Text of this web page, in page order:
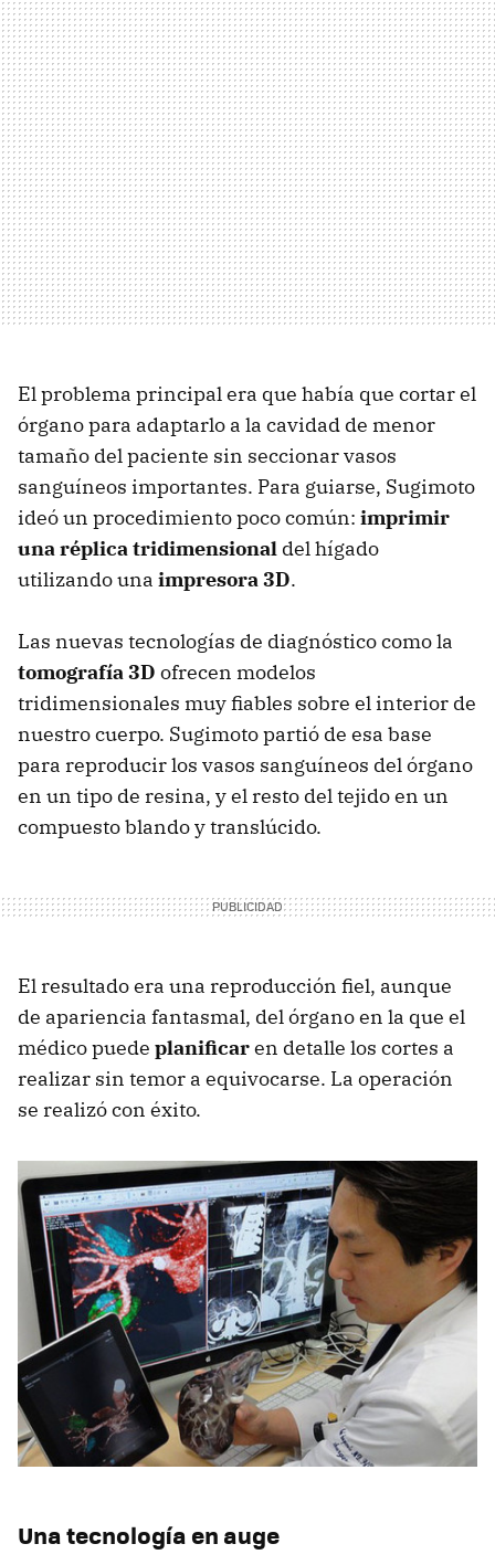
El problema principal era que había que cortar el
órgano para adaptarlo a la cavidad de menor
tamaño del paciente sin seccionar vasos
sanguíneos importantes. Para guiarse, Sugimoto
ideó un procedimiento poco común: imprimir
una réplica tridimensional del hígado
utilizando una impresora 3D.
Las nuevas tecnologías de diagnóstico como la
tomografía 3D ofrecen modelos
tridimensionales muy fiables sobre el interior de
nuestro cuerpo. Sugimoto partió de esa base
para reproducir los vasos sanguíneos del órgano
en un tipo de resina, y el resto del tejido en un
compuesto blando y translúcido.
El resultado era una reproducción fiel, aunque
de apariencia fantasmal, del órgano en la que el
médico puede planificaren detalle los cortes a
realizar sin temor a equivocarse. La operación
se realizó con éxito.
Una tecnología en auge